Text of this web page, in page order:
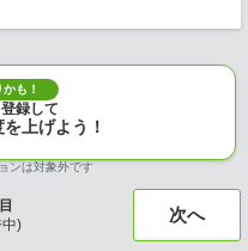
も！
録して
上げよう！
ンは対象外です
) 次へ